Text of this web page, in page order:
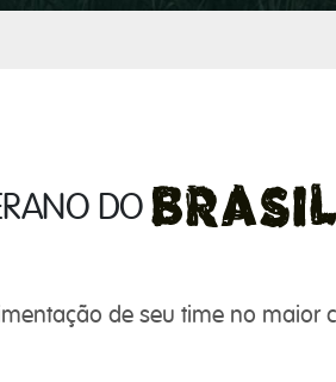
DO
de seu time no maior